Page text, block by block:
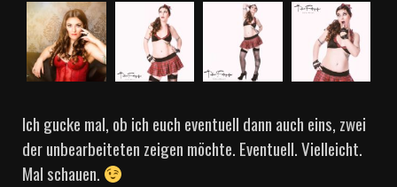
Ich gucke mal, ob ich euch eventuell dann auch eins, zwei
der unbearbeiteten zeigen möchte. Eventuell. Vielleicht.
Mal schauen.